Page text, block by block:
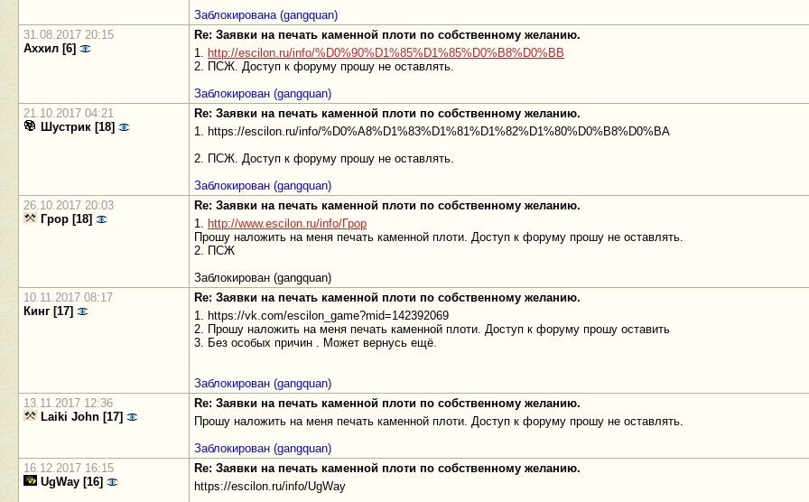
Заблокирована (gangquan)
31.08.2017 20:15
Аххил [6]
Re: Заявки на печать каменной плоти по собственному желанию.
1. http://escilon.ru/info/%D0%90%D1%85%D1%85%D0%B8%D0%BB
2. ПСЖ. Доступ к форуму прошу не оставлять.
Заблокирован (gangquan)
21.10.2017 04:21
Шустрик [18]
Re: Заявки на печать каменной плоти по собственному желанию.
1. https://escilon.ru/info/%D0%A8%D1%83%D1%81%D1%82%D1%80%D0%B8%D0%BA
2. ПСЖ. Доступ к форуму прошу не оставлять.
Заблокирован (gangquan)
26.10.2017 20:03
Грор [18]
Re: Заявки на печать каменной плоти по собственному желанию.
1. http://www.escilon.ru/info/Грор
Прошу наложить на меня печать каменной плоти. Доступ к форуму прошу не оставлять.
2. ПСЖ
Заблокирован (gangquan)
10.11.2017 08:17
Кинг [17]
Re: Заявки на печать каменной плоти по собственному желанию.
1. https://vk.com/escilon_game?mid=142392069
2. Прошу наложить на меня печать каменной плоти. Доступ к форуму прошу оставить
3. Без особых причин . Может вернусь ещё.
Заблокирован (gangquan)
13.11.2017 12:36
Laiki John [17]
Re: Заявки на печать каменной плоти по собственному желанию.
Прошу наложить на меня печать каменной плоти. Доступ к форуму прошу не оставлять.
Заблокирован (gangquan)
16.12.2017 16:15
UgWay [16]
Re: Заявки на печать каменной плоти по собственному желанию.
https://escilon.ru/info/UgWay